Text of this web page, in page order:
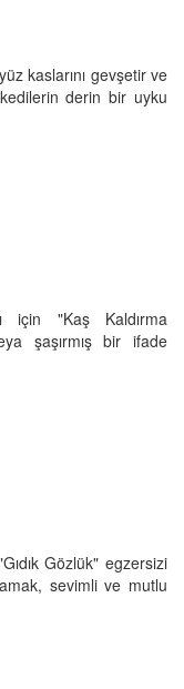
kaslarını gevşetir ve
derin bir uyku
için "Kaş Kaldırma
şaşırmış bir ifade
Gözlük" egzersizi
sevimli ve mutlu